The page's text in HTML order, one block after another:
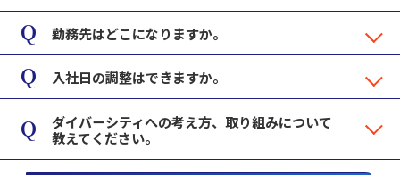
勤務先はどこになりますか。
入社日の調整はできますか。
ダイバーシティへの考え方、取り組みについて
教えてください。